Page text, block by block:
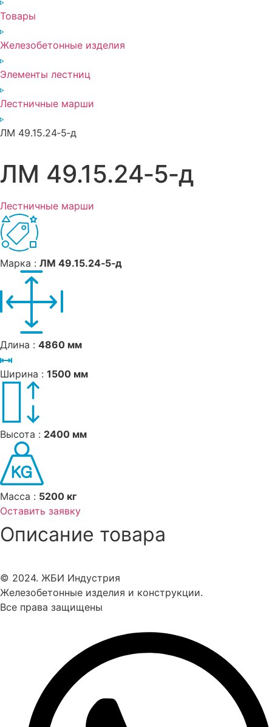
Товары
Железобетонные изделия
Элементы лестниц
Лестничные марши
ЛМ 49.15.24‑5‑д
ЛМ 49.15.24‑5‑д
Лестничные марши
Марка : ЛМ 49.15.24‑5‑д
Длина : 4860 мм
Ширина : 1500 мм
Высота : 2400 мм
Масса : 5200 кг
Оставить заявку
Описание товара
© 2024. ЖБИ Индустрия
Железобетонные изделия и конструкции.
Все права защищены